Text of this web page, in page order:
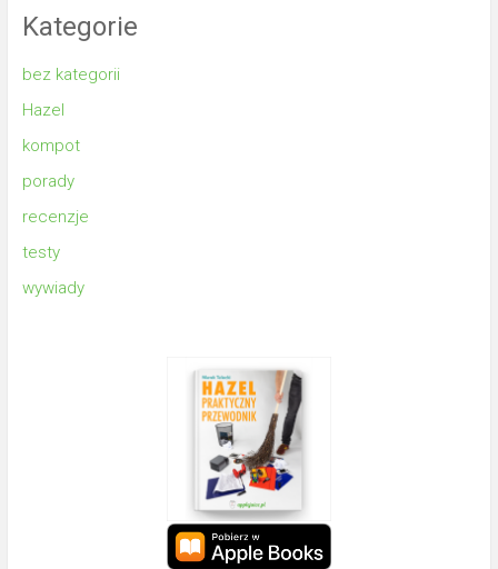
Kategorie
bez kategorii
Hazel
kompot
porady
recenzje
testy
wywiady